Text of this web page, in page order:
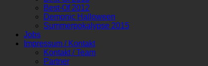
Best-Of 2012
Demonic Halloween
Summerpokalypse 2015
Jobs
Impressum / Kontakt
Kontakt / Team
Partner